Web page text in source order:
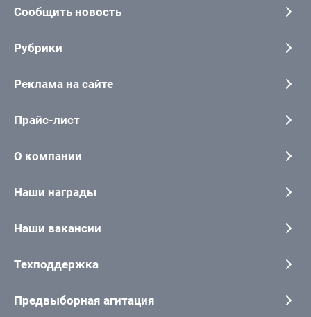
Сообщить новость
Рубрики
Реклама на сайте
Прайс-лист
О компании
Наши награды
Наши вакансии
Техподдержка
Предвыборная агитация